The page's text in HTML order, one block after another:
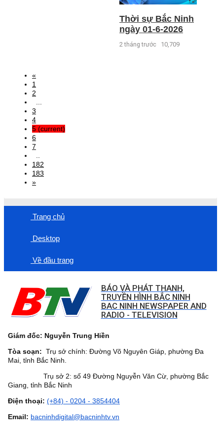
Thời sự Bắc Ninh
ngày 01-6-2026
2 tháng trước 10,709
«
1
2
3
4
5 (current)
6
7
182
183
»
Trang chủ
Desktop
Về đầu trang
BÁO VÀ PHÁT THANH,
TRUYỀN HÌNH BẮC NINH
BAC NINH NEWSPAPER AND
RADIO - TELEVISION
Giám đốc: Nguyễn Trung Hiền
Tòa soạn: Trụ sở chính: Đường Võ Nguyên Giáp, phường Đa
Mai, tỉnh Bắc Ninh.
Trụ sở 2: số 49 Đường Nguyễn Văn Cừ, phường Bắc
Giang, tỉnh Bắc Ninh
Điện thoại: (+84) - 0204 - 3854404
Email: bacninhdigital@bacninhtv.vn